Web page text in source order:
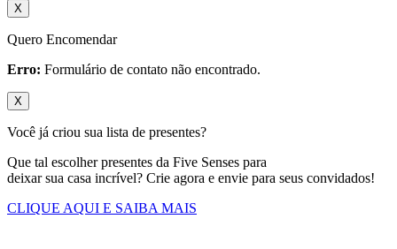
X
Quero Encomendar
Erro: Formulário de contato não encontrado.
X
Você já criou sua lista de presentes?
Que tal escolher presentes da Five Senses para
deixar sua casa incrível? Crie agora e envie para seus convidados!
CLIQUE AQUI E SAIBA MAIS